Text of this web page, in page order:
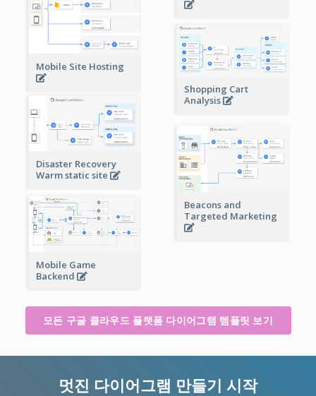
Mobile Site Hosting
Shopping Cart
Analysis
Disaster Recovery
Warm static site
Beacons and
Targeted Marketing
Mobile Game
Backend
모든 구글 클라우드 플랫폼 다이어그램 템플릿 보기
멋진 다이어그램 만들기 시작